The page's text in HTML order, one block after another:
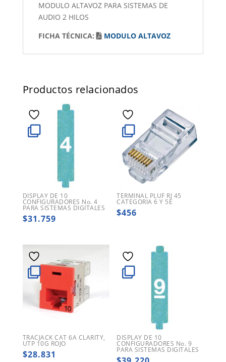
MODULO ALTAVOZ PARA SISTEMAS DE
AUDIO 2 HILOS
FICHA TÉCNICA:
MODULO ALTAVOZ
Productos relacionados
DISPLAY DE 10
CONFIGURADORES No. 4
PARA SISTEMAS DIGITALES
$31.759
TERMINAL PLUF RJ 45
CATEGORIA 6 Y 5E
$456
TRACJACK CAT 6A CLARITY,
UTP 10G ROJO
$28.831
DISPLAY DE 10
CONFIGURADORES No. 9
PARA SISTEMAS DIGITALES